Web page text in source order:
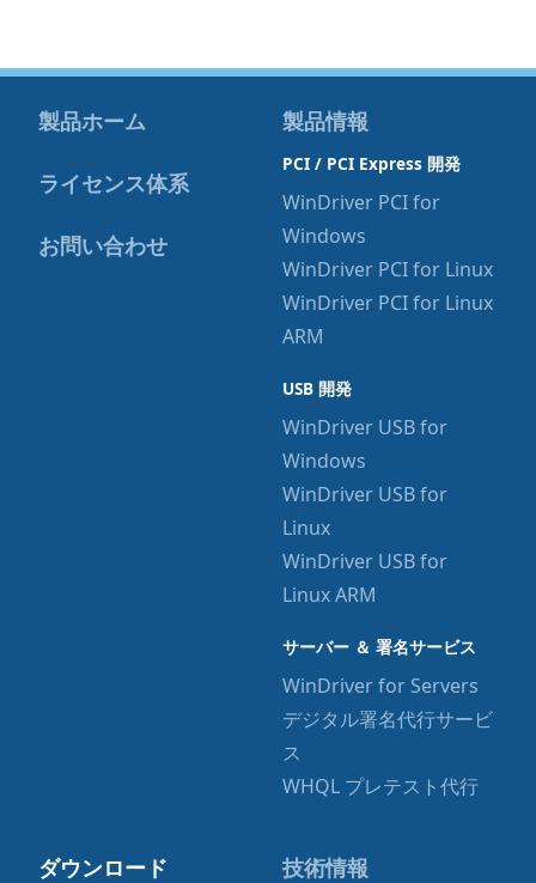
製品ホーム
ライセンス体系
お問い合わせ
製品情報
PCI / PCI Express 開発
WinDriver PCI for
Windows
WinDriver PCI for Linux
WinDriver PCI for Linux
ARM
USB 開発
WinDriver USB for
Windows
WinDriver USB for
Linux
WinDriver USB for
Linux ARM
サーバー ＆ 署名サービス
WinDriver for Servers
デジタル署名代行サービ
ス
WHQL プレテスト代行
ダウンロード 技術情報